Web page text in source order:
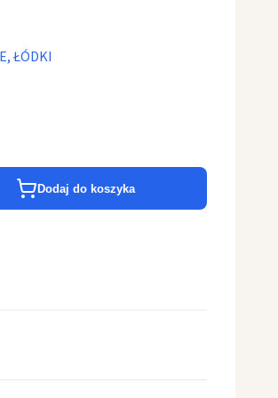
- kadzielnica, neogotycka, mosiądz
ŁÓDKI
Dodaj do koszyka